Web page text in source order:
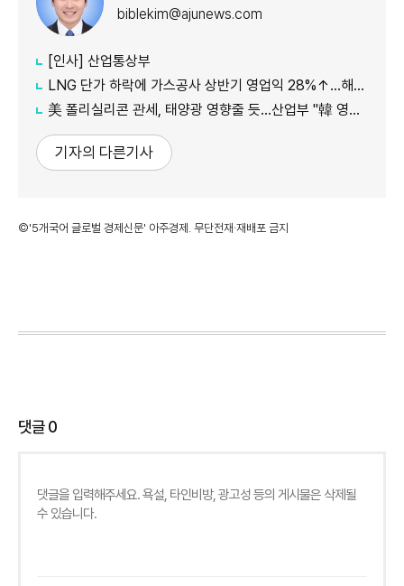
biblekim@ajunews.com
[인사] 산업통상부
LNG 단가 하락에 가스공사 상반기 영업익 28%↑…해외사업 호조도 한몫
美 폴리실리콘 관세, 태양광 영향줄 듯…산업부 "韓 영향 최소화 협의"
기자의 다른기사
©'5개국어 글로벌 경제신문' 아주경제. 무단전재·재배포 금지
댓글0